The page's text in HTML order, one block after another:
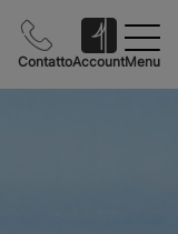
ContattoAccountMenu